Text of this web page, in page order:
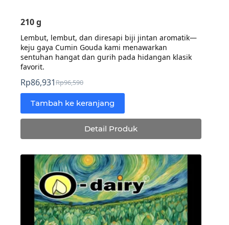
210 g
Lembut, lembut, dan diresapi biji jintan aromatik—
keju gaya Cumin Gouda kami menawarkan
sentuhan hangat dan gurih pada hidangan klasik
favorit.
Rp96,590
Harga
aslinya
adalah:
Rp96,590.
Rp86,931Harga
saat
ini
adalah:
Rp86,931.
Tambah ke keranjang
Detail Produk